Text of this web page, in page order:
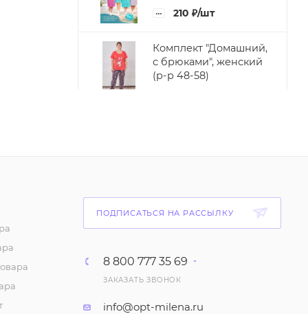
210 ₽/шт
Комплект "Домашний,
с брюками", женский
(р-р 48-58)
бретелях" женская.
Черная (р-р 48-56)
91₽
женская (р-р 48-62)
ПОДПИСАТЬСЯ НА РАССЫЛКУ
8 800 777 35 69
ЗАКАЗАТЬ ЗВОНОК
info@opt-milena.ru